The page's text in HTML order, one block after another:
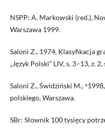
NSPP: A. Markowski (red.),
Warszawa 1999.
Saloni Z., 1974, Klasyfikacja
„Język Polski” LIV, s. 3–13, z.
Saloni Z., Świdziński M.,
polskiego, Warszawa.
SBr: Słownik 100 tysięcy